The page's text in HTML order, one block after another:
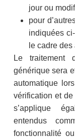
jour ou
pour
indiquées
le cadre
Le traitement
générique sera
automatique
vérification et
s’applique
entendus
fonctionnalité